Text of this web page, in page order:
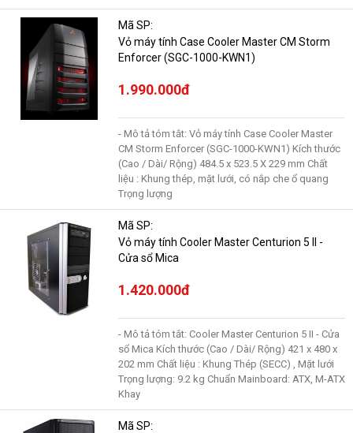
Mã SP:
Vỏ máy tính Case Cooler Master CM Storm
Enforcer (SGC-1000-KWN1)
1.990.000đ
- Mô tả tóm tắt: Vỏ máy tính Case Cooler Master
CM Storm Enforcer (SGC-1000-KWN1) Kích thước
(Cao / Dài/ Rộng) 484.5 x 523.5 X 229 mm Chất
liệu : Khung thép, mặt lưới, có nắp che ổ quang
Trọng lượng
Mã SP:
Vỏ máy tính Cooler Master Centurion 5 II -
Cửa sổ Mica
1.420.000đ
- Mô tả tóm tắt: Cooler Master Centurion 5 II - Cửa
sổ Mica Kích thước (Cao / Dài/ Rộng) 421 x 480 x
202 mm Chất liệu : Khung Thép (SECC) , Mặt lưới
Trọng lượng: 9.2 kg Chuẩn Mainboard: ATX, M-ATX
Khay
Mã SP: